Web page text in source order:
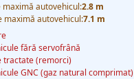
autovehicul:2.8 m
maximă autovehicul:7.1 m
fără servofrână
tractate (remorci)
GNC (gaz natural comprimat)